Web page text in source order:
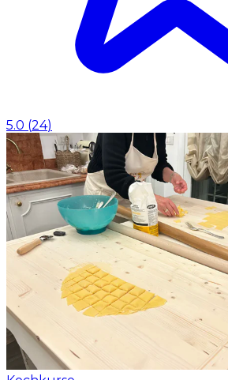
5.0 (24)